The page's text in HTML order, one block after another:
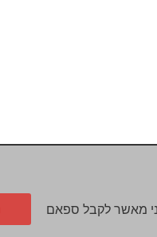
מאשר לקבל ספאם